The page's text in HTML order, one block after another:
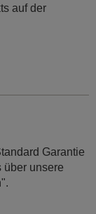
auf der
Garantie
über unsere